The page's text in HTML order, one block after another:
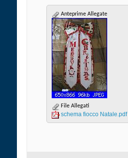
Anteprime Allegate
File Allegati
schema fiocco Natale.pdf‎